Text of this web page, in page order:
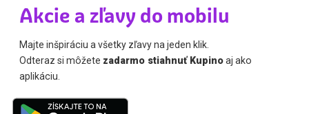
Akcie a zľavy do mobilu
Majte inšpiráciu a všetky zľavy na jeden klik.
Odteraz si môžete zadarmo stiahnuť Kupinoaj ako
aplikáciu.